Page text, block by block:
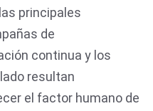
principales
de
continua y los
resultan
el factor humano de